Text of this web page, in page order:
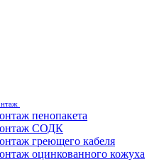
пенопакета
СОДК
греющего кабеля
оцинкованного кожуха